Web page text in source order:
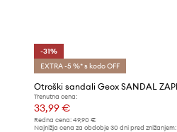
-31%
EXTRA -5 %* s kodo OFF
Trenutna cena:
33,99 €
Redna cena: 49,90 €
Najnižja cena za obdobje 30 dni pred znižanjem: